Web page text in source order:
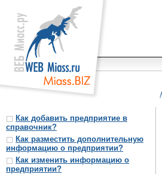
Как добавить предприятие в
справочник?
Как разместить дополнительную
информацию о предприятии?
Как изменить информацию о
предприятии?